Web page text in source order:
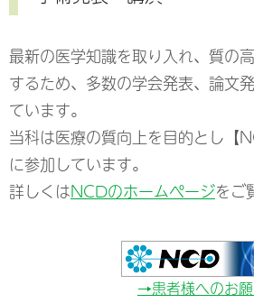
最新の医学知識を取り入れ、質の
するため、多数の学会発表、論文
ています。
当科は医療の質向上を目的とし【
に参加しています。
詳しくはNCDのホームページをご
→患者様へのお